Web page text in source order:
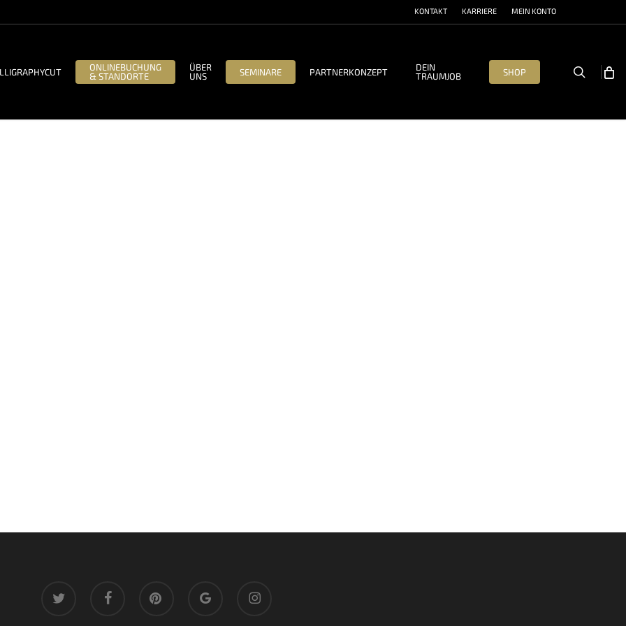
KONTAKT KARRIERE MEIN KONTO
ONLINEBUCHUNG
& STANDORTE
ÜBER
UNS
SEMINARE PARTNERKONZEPT
DEIN
TRAUMJOB
SHOP search
plus